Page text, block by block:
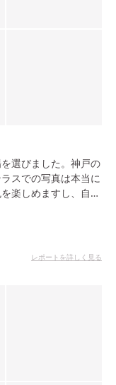
選びました。神戸の
スでの写真は本当に
楽しめますし、自然
演出の妨げになるこ
な魅力だったと感じ
レポートを詳しく見る